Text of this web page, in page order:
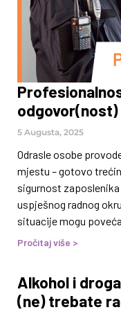
doprinosi većoj
odgovor(nost)
5 Augusta, 2025
Odrasle osobe
mjestu – gotovo
sigurnost
uspješnog radnog
situacije mogu
psihoaktivnih
na osobu koja razvija
cijelo radno
Pročitaj više >
Alkohol i
(ne) trebate